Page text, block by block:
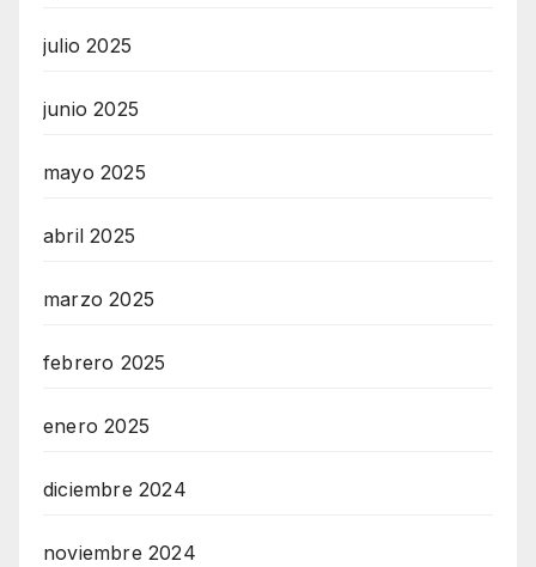
julio 2025
junio 2025
mayo 2025
abril 2025
marzo 2025
febrero 2025
enero 2025
diciembre 2024
noviembre 2024